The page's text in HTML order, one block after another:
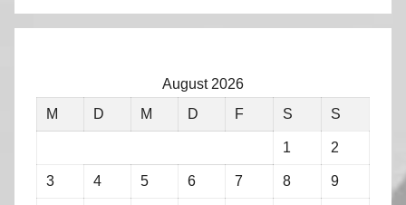
August 2026
M
D M D F S S
1 2
3 4 5 6 7 8 9